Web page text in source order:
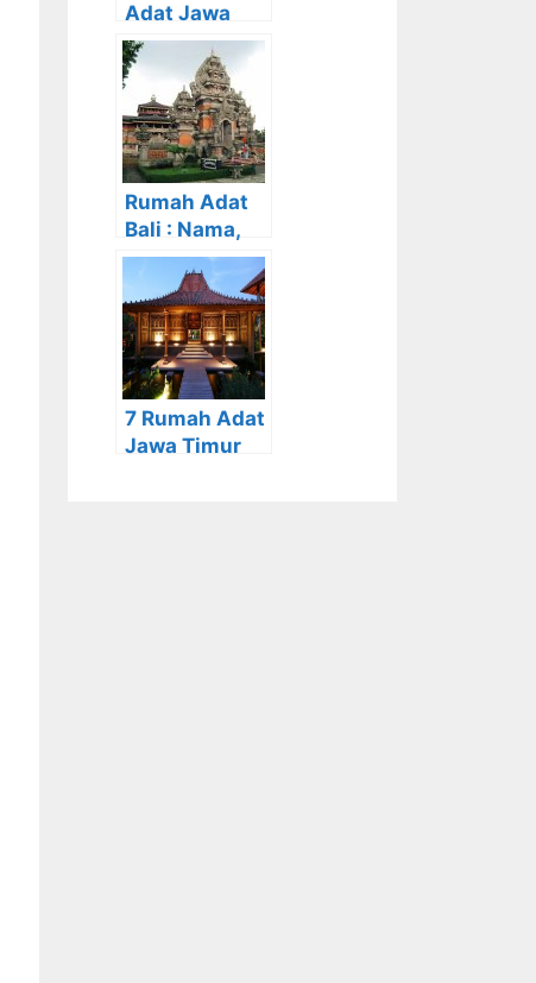
Adat Jawa
Timur beserta
Gambar dan
Penjelasanny
a
Rumah Adat
Bali : Nama,
Filosofi,
Unsur,
Beserta
Gambar dan
Penjelasan
7 Rumah Adat
Jawa Timur